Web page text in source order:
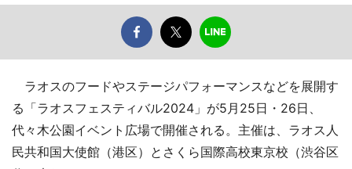
ラオスのフードやステージパフォーマンスなどを展開す
る「ラオスフェスティバル2024」が5月25日・26日、
代々木公園イベント広場で開催される。主催は、ラオス人
民共和国大使館（港区）とさくら国際高校東京校（渋谷区